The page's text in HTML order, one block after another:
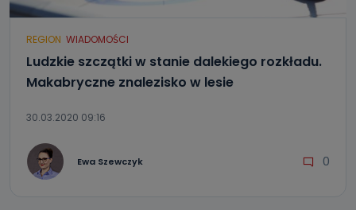
REGION WIADOMOŚCI
Ludzkie szczątki w stanie dalekiego rozkładu.
Makabryczne znalezisko w lesie
30.03.2020 09:16
Ewa Szewczyk 0